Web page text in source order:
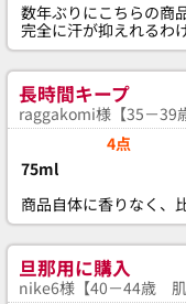
数年ぶりにこちらの商
完全に汗が抑えれるわ
長時間キープ
raggakomi様【35－39
4点
75ml
商品自体に香りなく、
旦那用に購入
nike6様【40－44歳 肌